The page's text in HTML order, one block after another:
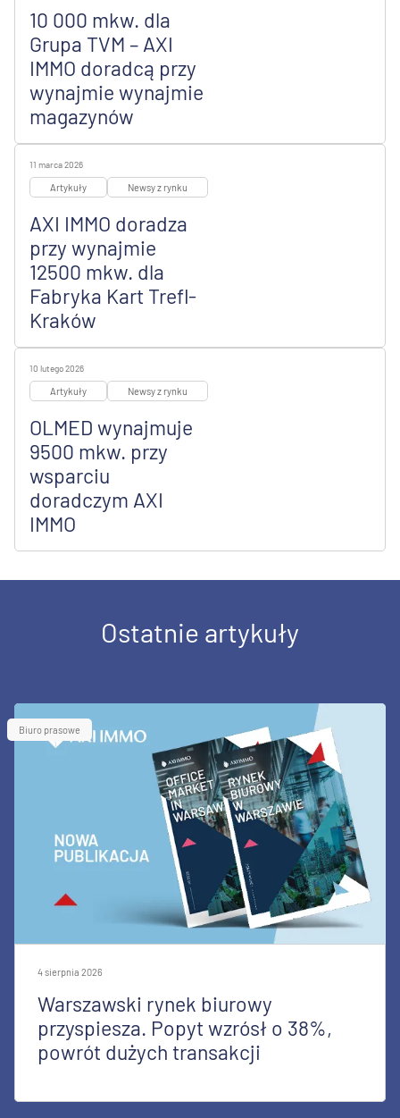
10 000 mkw. dla
Grupa TVM – AXI
IMMO doradcą przy
wynajmie wynajmie
magazynów
11 marca 2026
Artykuły Newsy z rynku
AXI IMMO doradza
przy wynajmie
12500 mkw. dla
Fabryka Kart Trefl-
Kraków
10 lutego 2026
Artykuły Newsy z rynku
OLMED wynajmuje
9500 mkw. przy
wsparciu
doradczym AXI
IMMO
Ostatnie artykuły
Biuro prasowe
4 sierpnia 2026
Warszawski rynek biurowy
przyspiesza. Popyt wzrósł o 38%,
powrót dużych transakcji